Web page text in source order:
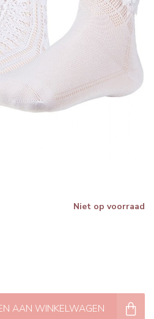
Niet op voorraad
AAN WINKELWAGEN